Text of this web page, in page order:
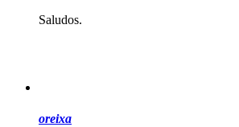
Saludos.
oreixa